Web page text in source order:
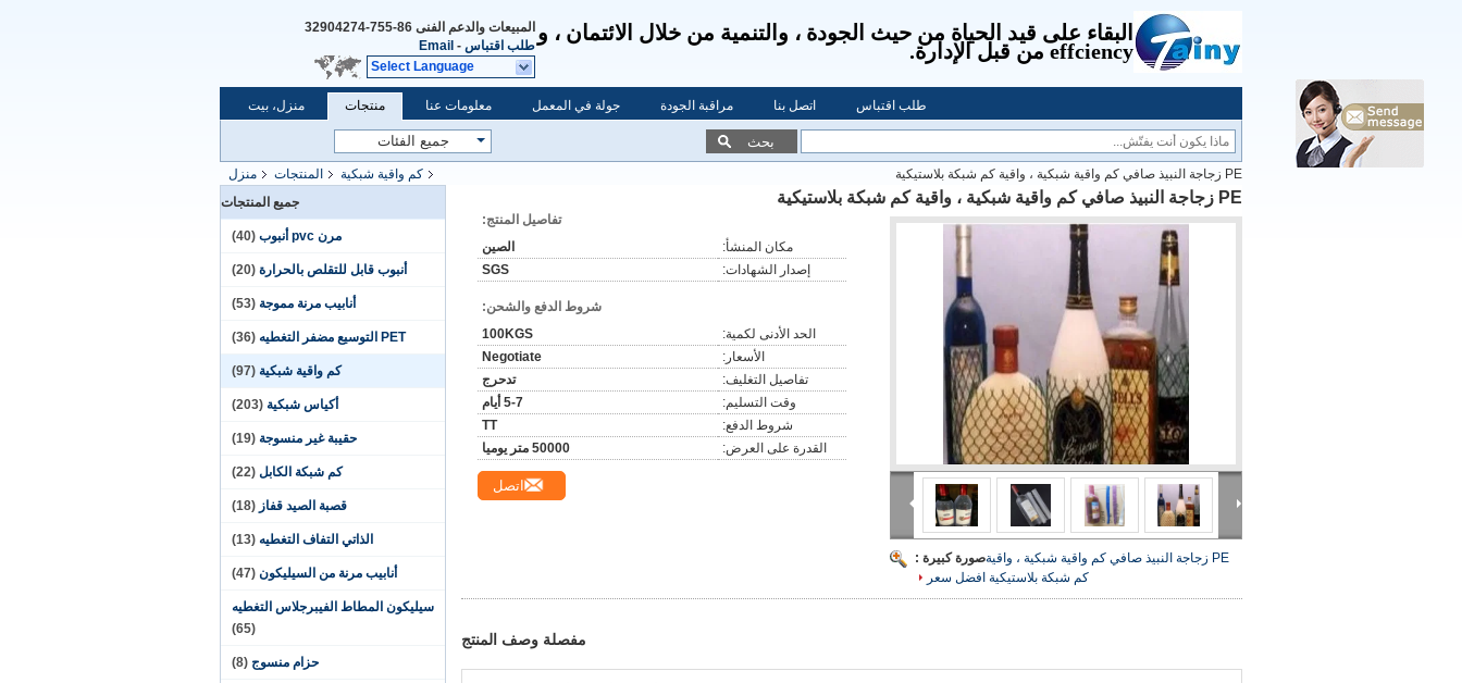
البقاء على قيد الحياة من حيث الجودة ، والتنمية من خلال الائتمان ، و
effciency من قبل الإدارة.
المبيعات والدعم الفنى 86-755-32904274
طلب اقتباس -
Email
Select Language
منزل، بيت منتجات معلومات عنا جولة في المعمل مراقبة الجودة اتصل بنا طلب اقتباس
بحث
منزل المنتجات كم واقية شبكية
PE زجاجة النبيذ صافي كم واقية شبكية ، واقية كم شبكة بلاستيكية
جميع المنتجات
مرن pvc أنبوب (40)
أنبوب قابل للتقلص بالحرارة (20)
أنابيب مرنة مموجة (53)
PET التوسيع مضفر التغطيه (36)
كم واقية شبكية (97)
أكياس شبكية (203)
حقيبة غير منسوجة (19)
كم شبكة الكابل (22)
قصبة الصيد قفاز (18)
الذاتي التفاف التغطيه (13)
أنابيب مرنة من السيليكون (47)
سيليكون المطاط الفيبرجلاس التغطيه
(65)
حزام منسوج (8)
PE زجاجة النبيذ صافي كم واقية شبكية ، واقية كم شبكة بلاستيكية
صورة كبيرة :PE زجاجة النبيذ صافي كم واقية شبكية ، واقية
كم شبكة بلاستيكية افضل سعر
تفاصيل المنتج:
مكان المنشأ:
الصين
إصدار الشهادات:
SGS
شروط الدفع والشحن:
الحد الأدنى لكمية:
100KGS
الأسعار:
Negotiate
تفاصيل التغليف:
تدحرج
وقت التسليم:
5-7 أيام
شروط الدفع:
TT
القدرة على العرض:
50000 متر يوميا
اتصل
مفصلة وصف المنتج